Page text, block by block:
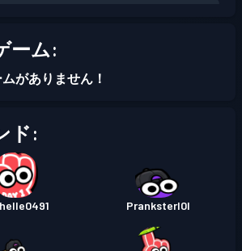
パス Season 5
4
アムバトルパス
3
レベル
30
ーム:
がありません！
ド:
Pranksterl0l